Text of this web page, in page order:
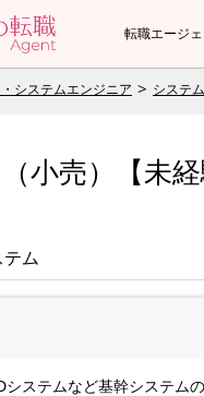
転職エージ
システムエンジニア システ
小売）【未
ム
システムなど基幹システム